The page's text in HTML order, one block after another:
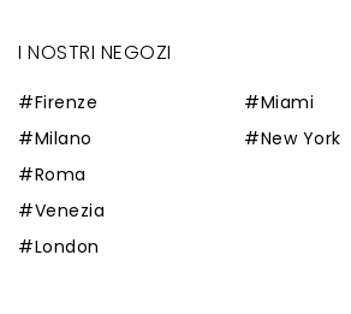
I NOSTRI NEGOZI
#Firenze
#Milano
#Roma
#Venezia
#London
#Miami
#New York